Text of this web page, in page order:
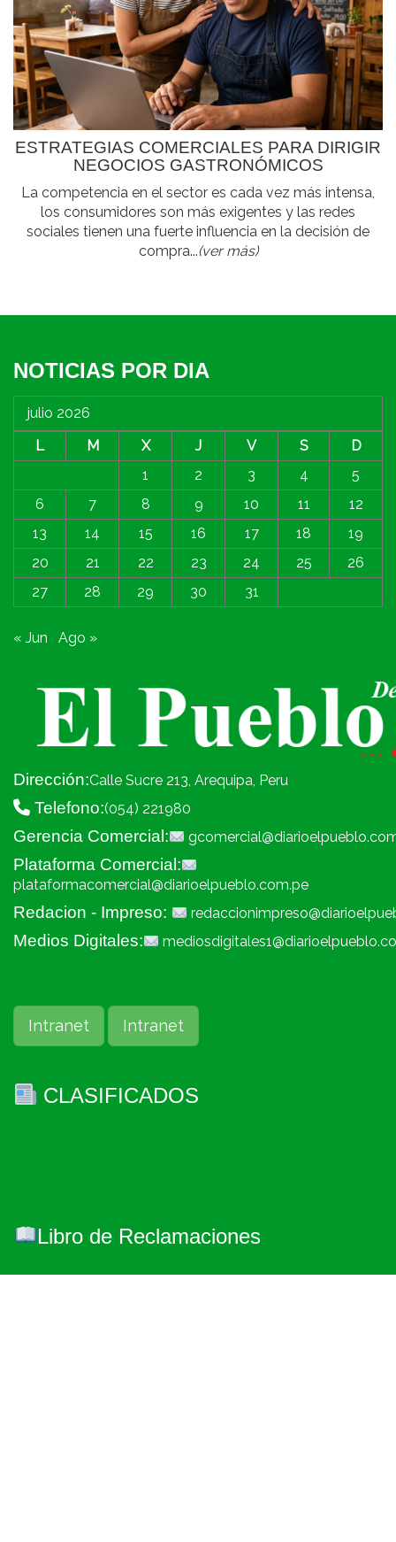
ESTRATEGIAS COMERCIALES PARA DIRIGIR
NEGOCIOS GASTRONÓMICOS
La competencia en el sector es cada vez más intensa,
los consumidores son más exigentes y las redes
sociales tienen una fuerte influencia en la decisión de
compra...(ver más)
NOTICIAS POR DIA
julio 2026
L
M X J V S
D
1
2 3 4
5
6
7 8 9 10 11
12
13
14 15 16 17 18
19
20
21 22 23 24 25
26
27
28 29 30 31
« Jun Ago »
Dirección:Calle Sucre 213, Arequipa, Peru
Telefono:(054) 221980
Gerencia Comercial:
Plataforma Comercial:
plataformacomercial@diarioelpueblo.com.pe
Redacion - Impreso:
Medios Digitales:
Intranet Intranet
CLASIFICADOS
Libro de Reclamaciones